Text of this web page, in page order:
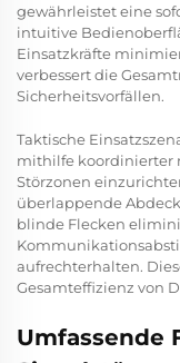
gewährleistet eine
intuitive
Einsatzkräfte
verbessert die
Sicherheitsvorfällen.
Taktische
mithilfe koordinierter
Störzonen
überlappende
blinde Flecken
aufrechterhalten.
Gesamteffizienz von
Umfassende